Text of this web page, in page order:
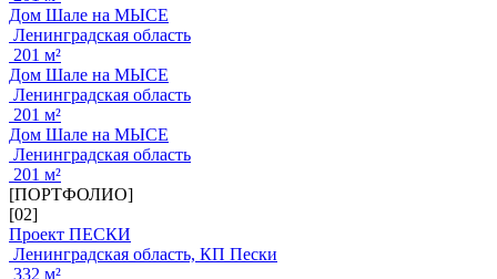
Дом Шале на МЫСЕ
Ленинградская область
201 м²
Дом Шале на МЫСЕ
Ленинградская область
201 м²
Дом Шале на МЫСЕ
Ленинградская область
201 м²
[ПОРТФОЛИО]
[02]
Проект ПЕСКИ
Ленинградская область, КП Пески
332 м²